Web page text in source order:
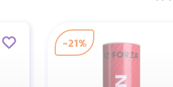
-21%